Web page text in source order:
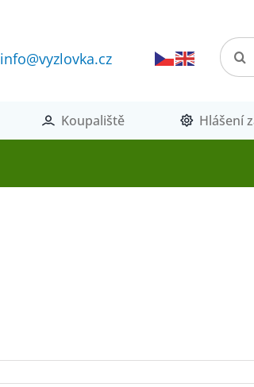
info@vyzlovka.cz
Hledat:
Koupaliště Hlášení